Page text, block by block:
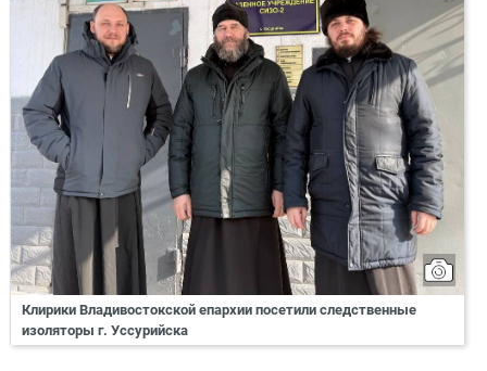
Клирики Владивостокской епархии посетили следственные
изоляторы г. Уссурийска